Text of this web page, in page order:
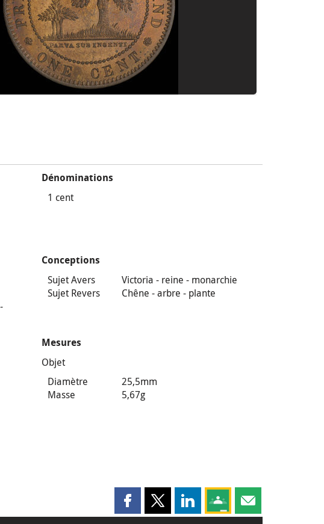
Dénominations
1 cent
Conceptions
Sujet Avers
Victoria - reine - monarchie
Sujet Revers
Chêne - arbre - plante
Mesures
Objet
Diamètre
25,5mm
Masse
5,67g
Partager cette page sur Facebook
Partager cette page sur X
Partager cette page sur
Partagez cette page sur
Partager cette